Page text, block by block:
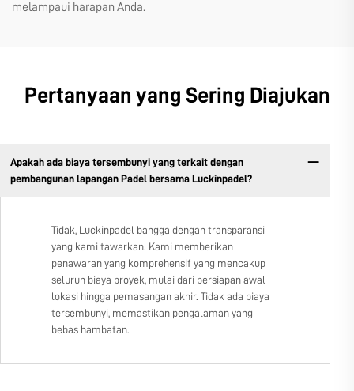
melampaui harapan Anda.
Pertanyaan yang Sering Diajukan
Apakah ada biaya tersembunyi yang terkait dengan
pembangunan lapangan Padel bersama Luckinpadel?
Tidak, Luckinpadel bangga dengan transparansi
yang kami tawarkan. Kami memberikan
penawaran yang komprehensif yang mencakup
seluruh biaya proyek, mulai dari persiapan awal
lokasi hingga pemasangan akhir. Tidak ada biaya
tersembunyi, memastikan pengalaman yang
bebas hambatan.